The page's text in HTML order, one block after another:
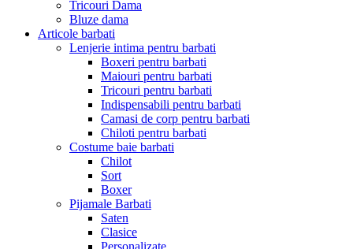
Tricouri Dama
Bluze dama
Articole barbati
Lenjerie intima pentru barbati
Boxeri pentru barbati
Maiouri pentru barbati
Tricouri pentru barbati
Indispensabili pentru barbati
Camasi de corp pentru barbati
Chiloti pentru barbati
Costume baie barbati
Chilot
Sort
Boxer
Pijamale Barbati
Saten
Clasice
Personalizate